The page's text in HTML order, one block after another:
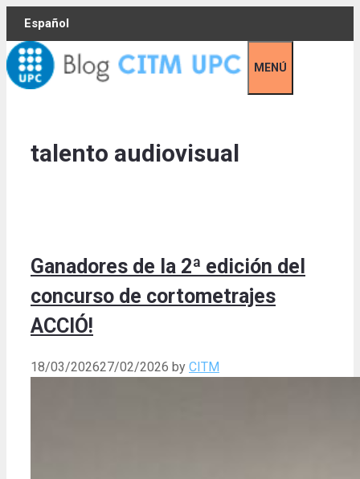
Skip
content
Español
MENÚ
talento audiovisual
Ganadores de la 2ª edición del
concurso de cortometrajes
ACCIÓ!
18/03/202627/02/2026 by CITM